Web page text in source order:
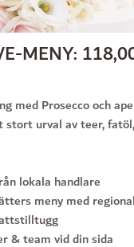
MENY:
med Prosecco och
urval av teer,
lokala handlare
meny med
& team vid din sida